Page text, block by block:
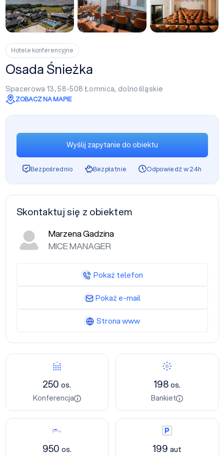
Hotele konferencyjne
Osada Śnieżka
Spacerowa 13, 58-508Łomnica, dolnośląskie
ZOBACZ NA MAPIE
Konferencja
250os.
Konferencja
Bankiet
198os.
Bankiet
Nocleg
950 os.
Parking
199aut
Wyślij zapytanie do obiektu
Bezpośrednio Bezpłatnie Odpowiedź w 24h
Skontaktuj się z obiektem
Marzena Gadzina
MICE MANAGER
Pokaż telefon
Pokaż e-mail
Strona www